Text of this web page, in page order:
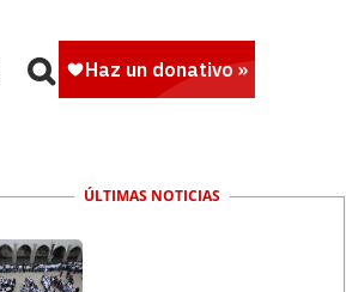
ÚLTIMAS NOTICIAS